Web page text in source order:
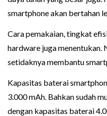
smartphone akan bertahan
Cara pemakaian, tingkat
hardware juga menentukan.
setidaknya membantu
Kapasitas baterai
3.000 mAh. Bahkan sudah
dengan kapasitas baterai